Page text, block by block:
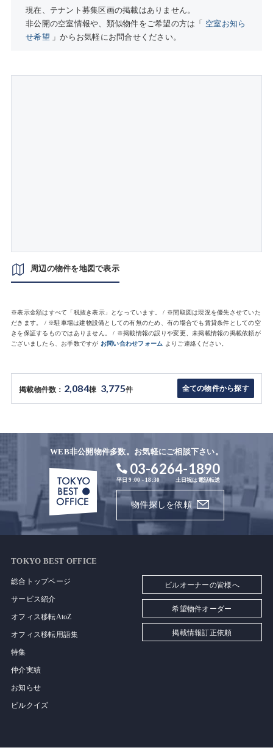
現在、テナント募集区画の掲載はありません。
非公開の空室情報や、類似物件をご希望の方は「 空室お知ら
せ希望 」からお気軽にお問合せください。
周辺の物件を地図で表示
※表示金額はすべて「税抜き表示」となっています。 / ※間取図は現況を優先させていた
だきます。 / ※駐車場は建物設備としての有無のため、有の場合でも賃貸条件としての空
きを保証するものではありません。 / ※掲載情報の誤りや変更、未掲載情報の掲載依頼が
ございましたら、お手数ですが お問い合わせフォーム よりご連絡ください。
掲載物件数： 2,084棟 3,775件 全ての物件から探す
WEB非公開物件多数。お気軽にご相談下さい。
03-6264-1890
平日 9:00 - 18:30 土日祝は電話転送
物件探しを依頼
TOKYO BEST OFFICE
総合トップページ
サービス紹介
オフィス移転AtoZ
オフィス移転用語集
特集
仲介実績
お知らせ
ビルクイズ
ビルオーナーの皆様へ
希望物件オーダー
掲載情報訂正依頼